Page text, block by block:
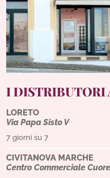
I DISTRIBUTORI
LORETO
Via Papa Sisto V
7 giorni su 7
CIVITANOVA MARCHE
Centro Commerciale